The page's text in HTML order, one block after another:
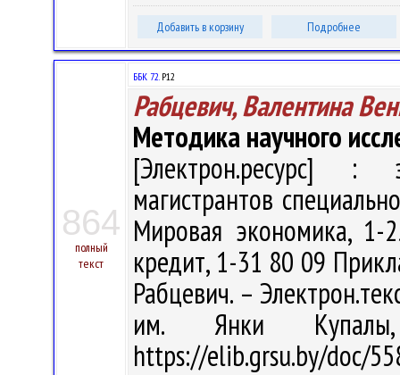
Добавить в корзину Подробнее
864
полный
текст
ББК 72.Р12
Рабцевич, Валентина
Методика научного
[Электрон.ресурс] :
магистрантов
Мировая экономика,
кредит, 1-31 80 09
Рабцевич. –
им. Янки
https://elib.grsu.by/doc/